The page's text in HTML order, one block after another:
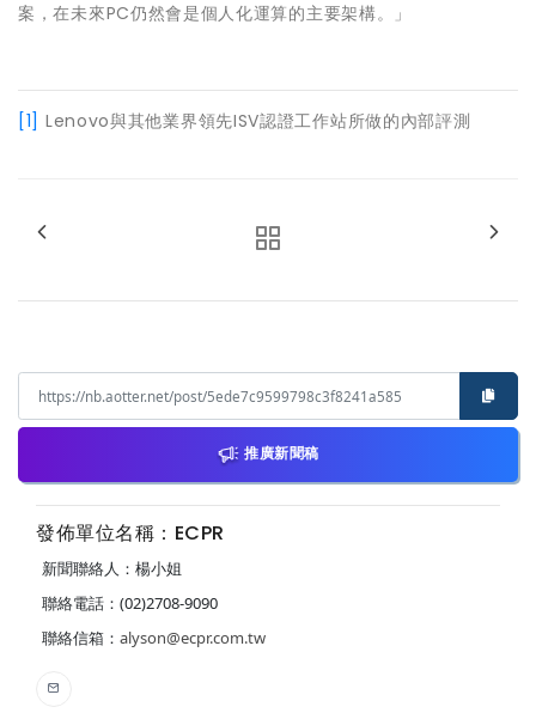
案，在未來PC仍然會是個人化運算的主要架構。」
[1] Lenovo與其他業界領先ISV認證工作站所做的內部評測
推廣新聞稿
發佈單位名稱：ECPR
新聞聯絡人：楊小姐
聯絡電話：(02)2708-9090
聯絡信箱： alyson@ecpr.com.tw